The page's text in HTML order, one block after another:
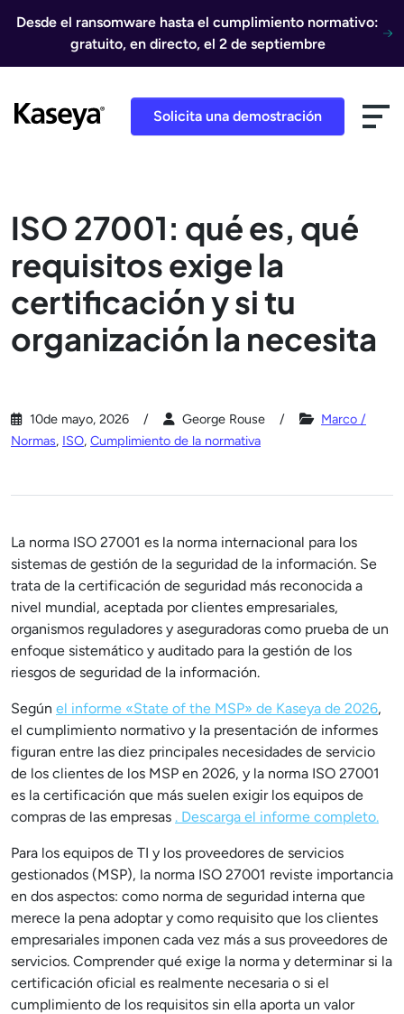
Desde el ransomware hasta el cumplimiento normativo:
gratuito, en directo, el 2 de septiembre
Solicita una demostración
ISO 27001: qué es, qué
requisitos exige la
certificación y si tu
organización la necesita
10de mayo, 2026 George Rouse
Marco /
Normas, ISO, Cumplimiento de la normativa
La norma ISO 27001 es la norma internacional para los
sistemas de gestión de la seguridad de la información. Se
trata de la certificación de seguridad más reconocida a
nivel mundial, aceptada por clientes empresariales,
organismos reguladores y aseguradoras como prueba de un
enfoque sistemático y auditado para la gestión de los
riesgos de seguridad de la información.
Según el informe «State of the MSP» de Kaseya de 2026,
el cumplimiento normativo y la presentación de informes
figuran entre las diez principales necesidades de servicio
de los clientes de los MSP en 2026, y la norma ISO 27001
es la certificación que más suelen exigir los equipos de
compras de las empresas . Descarga el informe completo.
Para los equipos de TI y los proveedores de servicios
gestionados (MSP), la norma ISO 27001 reviste importancia
en dos aspectos: como norma de seguridad interna que
merece la pena adoptar y como requisito que los clientes
empresariales imponen cada vez más a sus proveedores de
servicios. Comprender qué exige la norma y determinar si la
certificación oficial es realmente necesaria o si el
cumplimiento de los requisitos sin ella aporta un valor